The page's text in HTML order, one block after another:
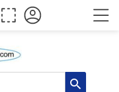
search